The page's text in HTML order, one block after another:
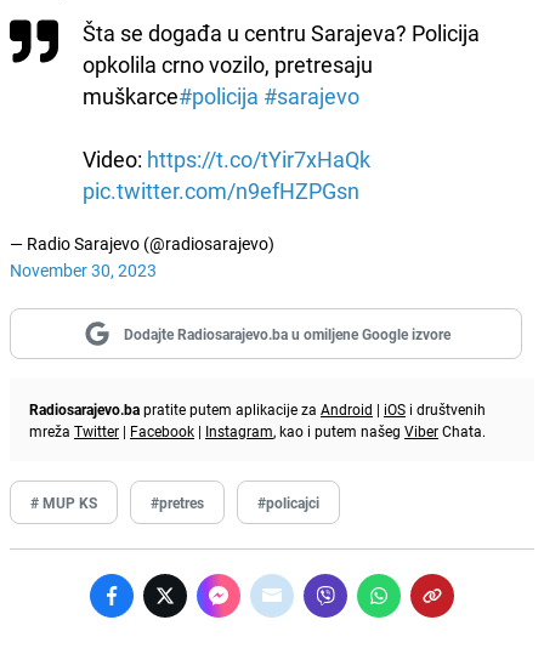
Šta se događa u centru Sarajeva? Policija
opkolila crno vozilo, pretresaju
muškarce#policija #sarajevo
Video: https://t.co/tYir7xHaQk
pic.twitter.com/n9efHZPGsn
— Radio Sarajevo (@radiosarajevo)
November 30, 2023
Dodajte Radiosarajevo.ba u omiljene Google izvore
Radiosarajevo.bapratite putem aplikacije za Android | iOS i društvenih
mreža Twitter | Facebook | Instagram, kao i putem našeg ViberChata.
# MUP KS #pretres #policajci